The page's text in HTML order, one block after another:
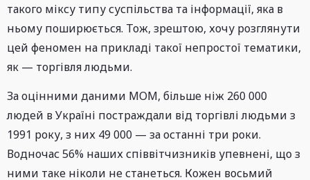
такого міксу типу суспільства та інформації, яка в
ньому поширюється. Тож, зрештою, хочу розглянути
цей феномен на прикладі такої непростої тематики,
як — торгівля людьми.
За оцінними даними МОМ, більше ніж 260 000
людей в Україні постраждали від торгівлі людьми з
1991 року, з них 49 000 — за останні три роки.
Водночас 56% наших співвітчизників упевнені, що з
ними таке ніколи не станеться. Кожен восьмий